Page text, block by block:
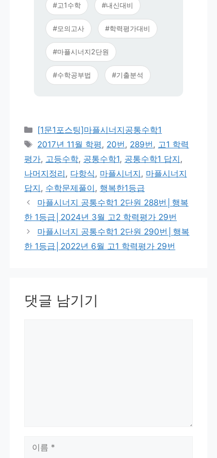
#고1수학 #내신대비
#모의고사 #학력평가대비
#마플시너지2단원
#수학공부법 #기출분석
카
테
리
[1문1포스팅]마플시너지공통수학1
태
그
2017년 11월 학평, 20번, 289번, 고1 학력
평가, 고등수학, 공통수학1, 공통수학1 답지 ,
나머지정리 , 다항식, 마플시너지 , 마플시너지
답지 , 수학문제풀이 , 행복한1등급
마플시너지 공통수학1 2단원 288번│행복
한 1등급│2024년 3월 고2 학력평가 29번
마플시너지 공통수학1 2단원 290번│행복
한 1등급│2022년 6월 고1 학력평가 29번
댓글 남기기